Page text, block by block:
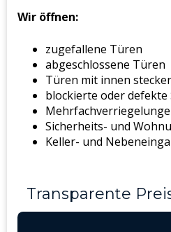
Wir öffnen:
zugefallene Türen
abgeschlossene Türen
Türen mit innen
blockierte oder defekte
Sicherheits- und
Keller- und
Transparente